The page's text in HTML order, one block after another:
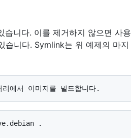
니다. 이를 제거하지 않으면 사용
습니다. Symlink는 위 예제의 마지
.